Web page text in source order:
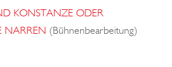
KONSTANZE ODER
NARREN (Bühnenbearbeitung)